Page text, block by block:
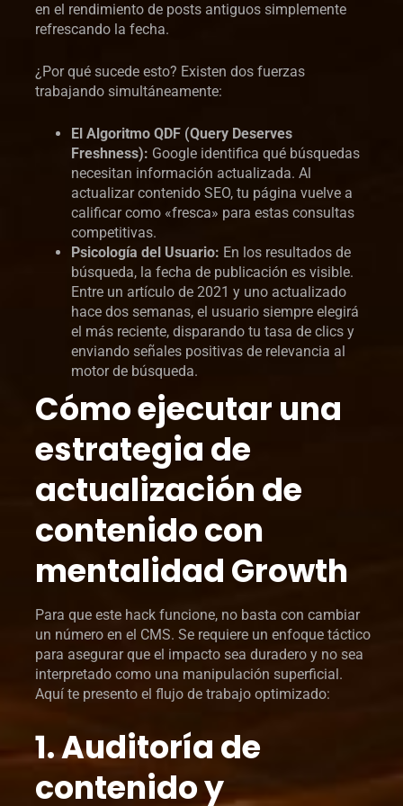
en el rendimiento de posts antiguos simplemente
refrescando la fecha.
¿Por qué sucede esto? Existen dos fuerzas
trabajando simultáneamente:
El Algoritmo QDF (Query Deserves
Freshness): Google identifica qué búsquedas
necesitan información actualizada. Al
actualizar contenido SEO, tu página vuelve a
calificar como «fresca» para estas consultas
competitivas.
Psicología del Usuario: En los resultados de
búsqueda, la fecha de publicación es visible.
Entre un artículo de 2021 y uno actualizado
hace dos semanas, el usuario siempre elegirá
el más reciente, disparando tu tasa de clics y
enviando señales positivas de relevancia al
motor de búsqueda.
Cómo ejecutar una
estrategia de
actualización de
contenido con
mentalidad Growth
Para que este hack funcione, no basta con cambiar
un número en el CMS. Se requiere un enfoque táctico
para asegurar que el impacto sea duradero y no sea
interpretado como una manipulación superficial.
Aquí te presento el flujo de trabajo optimizado:
1. Auditoría de
contenido y